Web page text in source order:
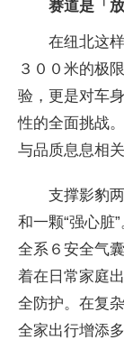
赛道是「
在纽北这
３００米的极
验，更是对车
性的全面挑战
与品质息息相关
支撑影豹
和一颗“强心脏
全系６安全气
着在日常家庭
全防护。在复
全家出行增添